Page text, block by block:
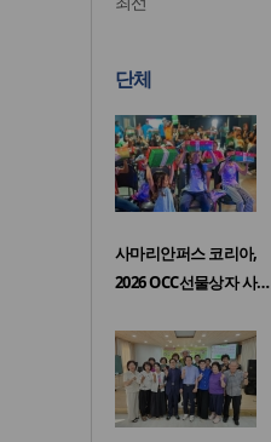
단체
사마리안퍼스 코리아,
2026 OCC선물상자 사…